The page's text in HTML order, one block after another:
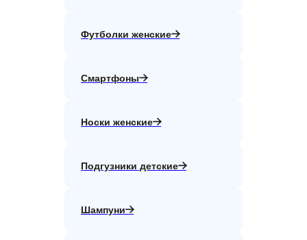
Футболки женские
Смартфоны
Носки женские
Подгузники детские
Шампуни